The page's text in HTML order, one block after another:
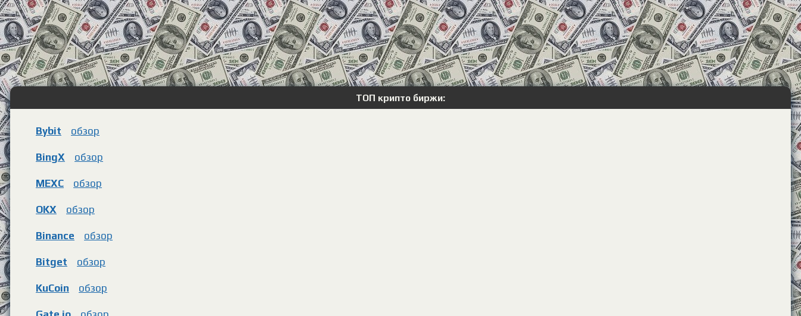
ТОП крипто биржи:
Bybit обзор
BingX обзор
MEXC обзор
OKX обзор
Binance обзор
Bitget обзор
KuCoin обзор